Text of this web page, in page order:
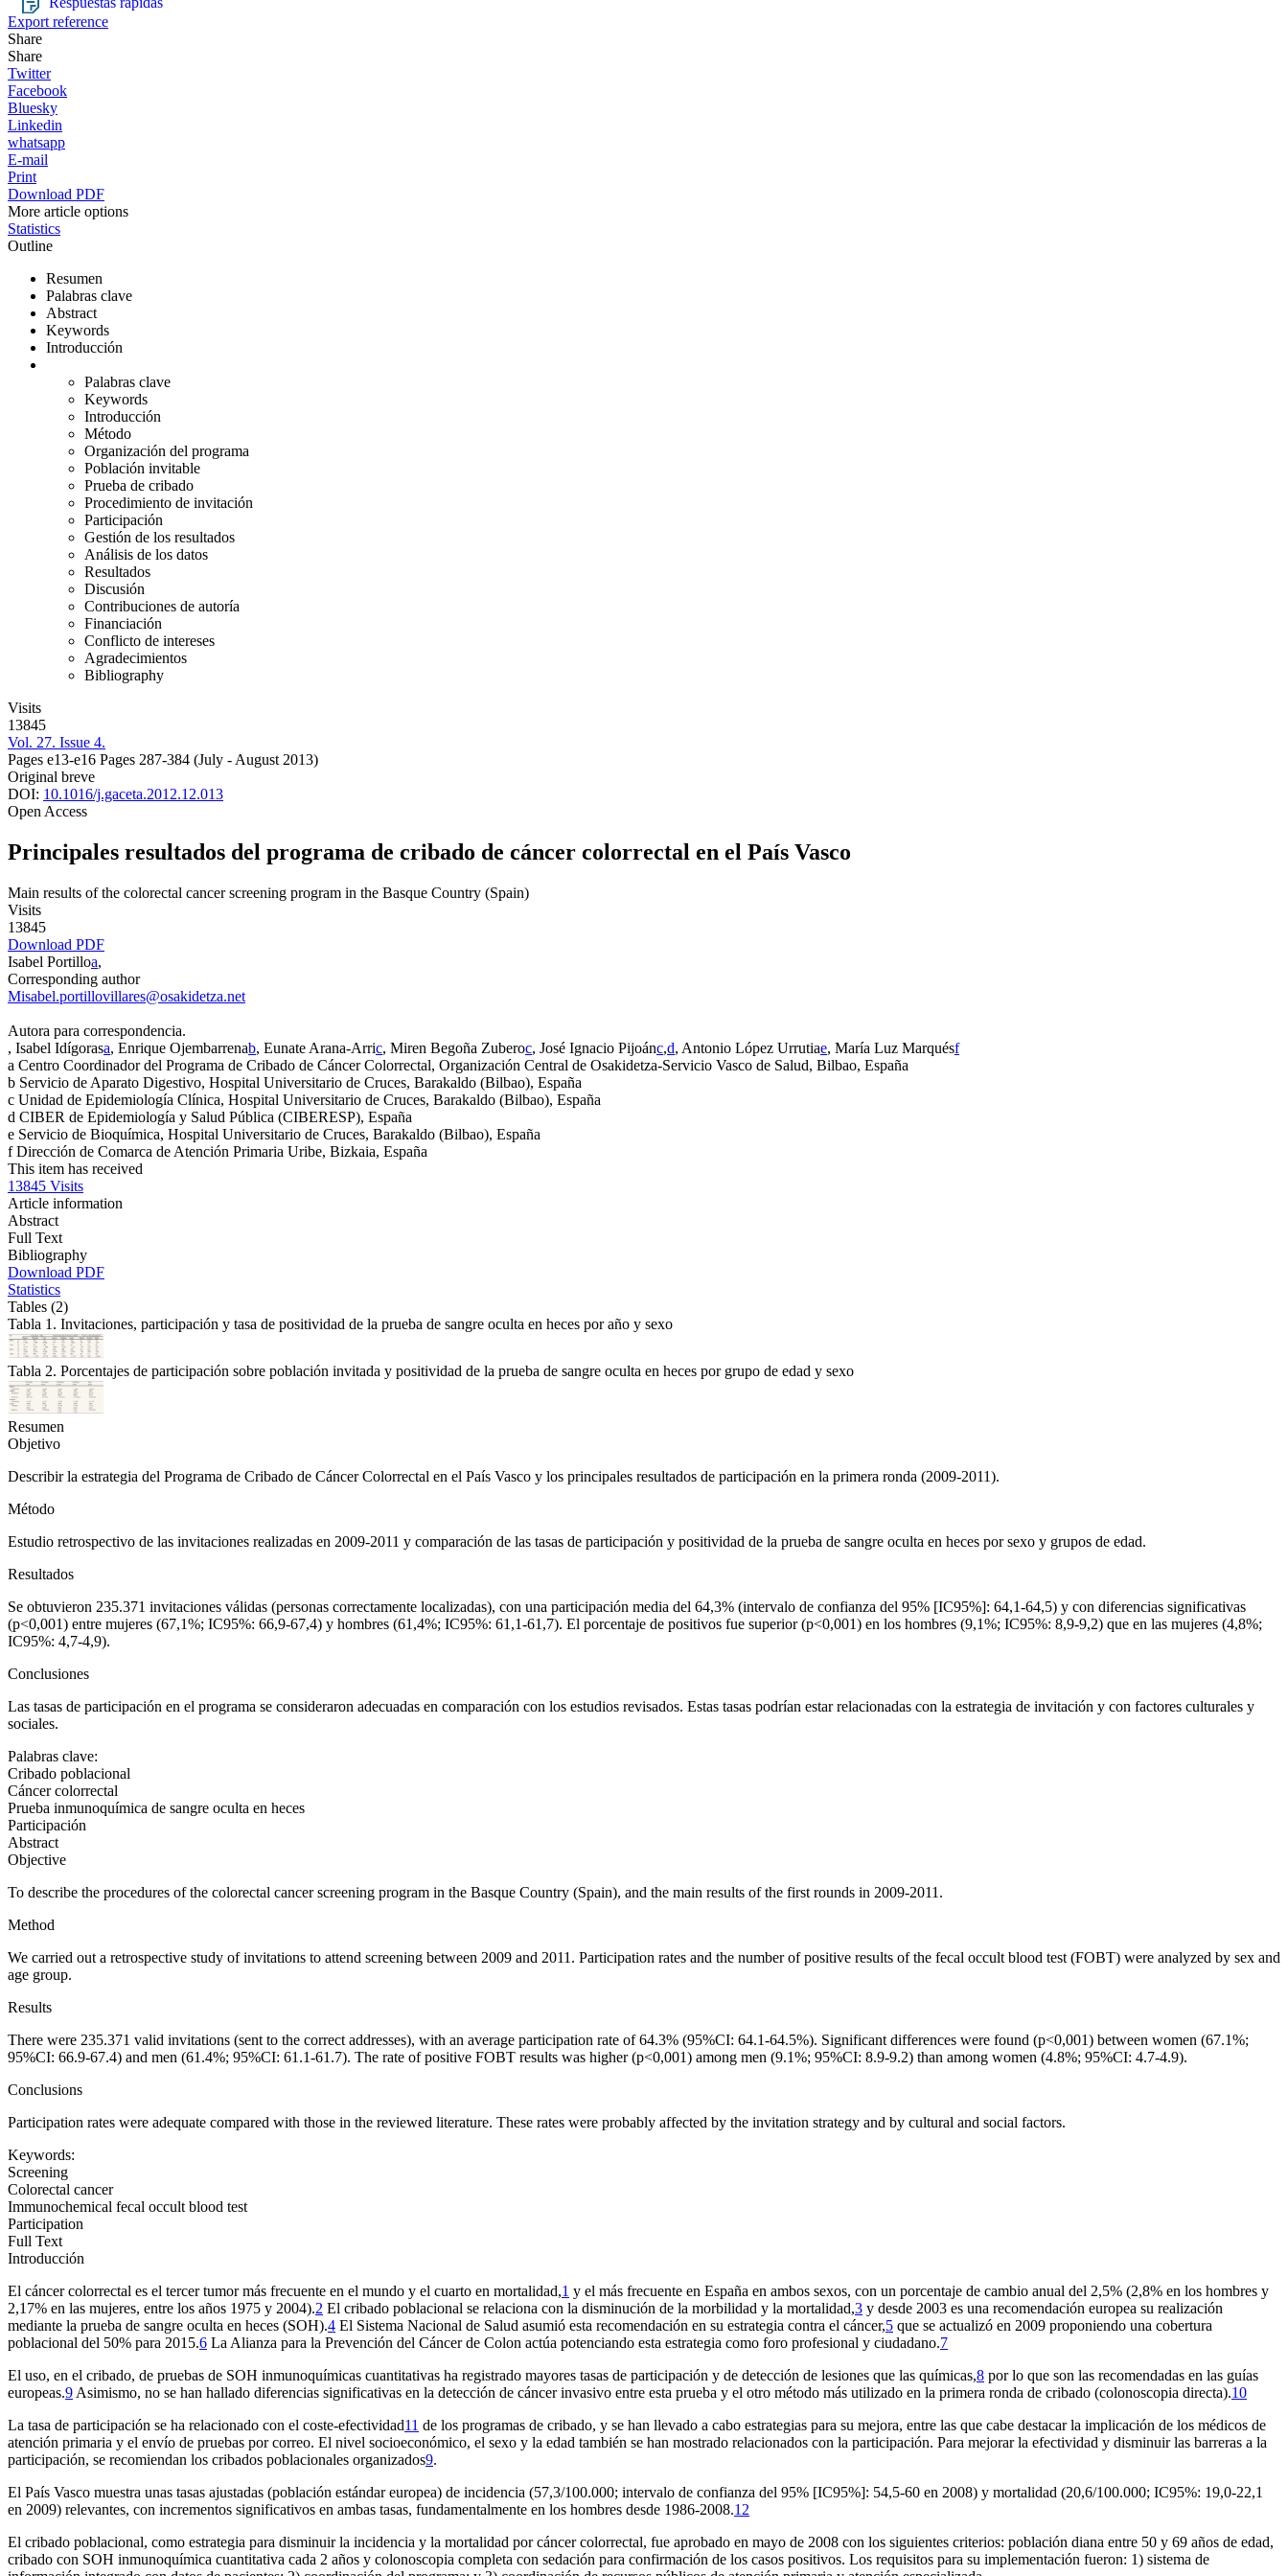
Export reference
Share
Share
Twitter
Facebook
Bluesky
Linkedin
whatsapp
E-mail
Print
Download PDF
More article options
Statistics
Outline
Resumen
Palabras clave
Abstract
Keywords
Introducción
Palabras clave
Keywords
Introducción
Método
Organización del programa
Población invitable
Prueba de cribado
Procedimiento de invitación
Participación
Gestión de los resultados
Análisis de los datos
Resultados
Discusión
Contribuciones de autoría
Financiación
Conflicto de intereses
Agradecimientos
Bibliography
Visits
13845
Vol. 27. Issue 4.
Pages e13-e16 Pages 287-384 (July - August 2013)
Original breve
DOI: 10.1016/j.gaceta.2012.12.013
Open Access
Principales resultados del programa de cribado de cáncer colorrectal en el País Vasco
Main results of the colorectal cancer screening program in the Basque Country (Spain)
Visits
13845
Download PDF
Isabel Portilloa,
Corresponding author
Misabel.portillovillares@osakidetza.net
Autora para correspondencia.
, Isabel Idígorasa, Enrique Ojembarrenab, Eunate Arana-Arric, Miren Begoña Zuberoc, José Ignacio Pijoánc,d, Antonio López Urrutiae, María Luz Marquésf
a Centro Coordinador del Programa de Cribado de Cáncer Colorrectal, Organización Central de Osakidetza-Servicio Vasco de Salud, Bilbao, España
b Servicio de Aparato Digestivo, Hospital Universitario de Cruces, Barakaldo (Bilbao), España
c Unidad de Epidemiología Clínica, Hospital Universitario de Cruces, Barakaldo (Bilbao), España
d CIBER de Epidemiología y Salud Pública (CIBERESP), España
e Servicio de Bioquímica, Hospital Universitario de Cruces, Barakaldo (Bilbao), España
f Dirección de Comarca de Atención Primaria Uribe, Bizkaia, España
This item has received
13845 Visits
Article information
Abstract
Full Text
Bibliography
Download PDF
Statistics
Tables (2)
Tabla 1. Invitaciones, participación y tasa de positividad de la prueba de sangre oculta en heces por año y sexo
Tabla 2. Porcentajes de participación sobre población invitada y positividad de la prueba de sangre oculta en heces por grupo de edad y sexo
Resumen
Objetivo
Describir la estrategia del Programa de Cribado de Cáncer Colorrectal en el País Vasco y los principales resultados de participación en la primera ronda (2009-2011).
Método
Estudio retrospectivo de las invitaciones realizadas en 2009-2011 y comparación de las tasas de participación y positividad de la prueba de sangre oculta en heces por sexo y grupos de edad.
Resultados
Se obtuvieron 235.371 invitaciones válidas (personas correctamente localizadas), con una participación media del 64,3% (intervalo de confianza del 95% [IC95%]: 64,1-64,5) y con diferencias significativas
(p<0,001) entre mujeres (67,1%; IC95%: 66,9-67,4) y hombres (61,4%; IC95%: 61,1-61,7). El porcentaje de positivos fue superior (p<0,001) en los hombres (9,1%; IC95%: 8,9-9,2) que en las mujeres (4,8%;
IC95%: 4,7-4,9).
Conclusiones
Las tasas de participación en el programa se consideraron adecuadas en comparación con los estudios revisados. Estas tasas podrían estar relacionadas con la estrategia de invitación y con factores culturales y
sociales.
Palabras clave:
Cribado poblacional
Cáncer colorrectal
Prueba inmunoquímica de sangre oculta en heces
Participación
Abstract
Objective
To describe the procedures of the colorectal cancer screening program in the Basque Country (Spain), and the main results of the first rounds in 2009-2011.
Method
We carried out a retrospective study of invitations to attend screening between 2009 and 2011. Participation rates and the number of positive results of the fecal occult blood test (FOBT) were analyzed by sex and
age group.
Results
There were 235.371 valid invitations (sent to the correct addresses), with an average participation rate of 64.3% (95%CI: 64.1-64.5%). Significant differences were found (p<0,001) between women (67.1%;
95%CI: 66.9-67.4) and men (61.4%; 95%CI: 61.1-61.7). The rate of positive FOBT results was higher (p<0,001) among men (9.1%; 95%CI: 8.9-9.2) than among women (4.8%; 95%CI: 4.7-4.9).
Conclusions
Participation rates were adequate compared with those in the reviewed literature. These rates were probably affected by the invitation strategy and by cultural and social factors.
Keywords:
Screening
Colorectal cancer
Immunochemical fecal occult blood test
Participation
Full Text
Introducción
El cáncer colorrectal es el tercer tumor más frecuente en el mundo y el cuarto en mortalidad,1 y el más frecuente en España en ambos sexos, con un porcentaje de cambio anual del 2,5% (2,8% en los hombres y
2,17% en las mujeres, entre los años 1975 y 2004).2 El cribado poblacional se relaciona con la disminución de la morbilidad y la mortalidad,3 y desde 2003 es una recomendación europea su realización
mediante la prueba de sangre oculta en heces (SOH).4 El Sistema Nacional de Salud asumió esta recomendación en su estrategia contra el cáncer,5 que se actualizó en 2009 proponiendo una cobertura
poblacional del 50% para 2015.6 La Alianza para la Prevención del Cáncer de Colon actúa potenciando esta estrategia como foro profesional y ciudadano.7
El uso, en el cribado, de pruebas de SOH inmunoquímicas cuantitativas ha registrado mayores tasas de participación y de detección de lesiones que las químicas,8 por lo que son las recomendadas en las guías
europeas.9 Asimismo, no se han hallado diferencias significativas en la detección de cáncer invasivo entre esta prueba y el otro método más utilizado en la primera ronda de cribado (colonoscopia directa).10
La tasa de participación se ha relacionado con el coste-efectividad11 de los programas de cribado, y se han llevado a cabo estrategias para su mejora, entre las que cabe destacar la implicación de los médicos de
atención primaria y el envío de pruebas por correo. El nivel socioeconómico, el sexo y la edad también se han mostrado relacionados con la participación. Para mejorar la efectividad y disminuir las barreras a la
participación, se recomiendan los cribados poblacionales organizados9.
El País Vasco muestra unas tasas ajustadas (población estándar europea) de incidencia (57,3/100.000; intervalo de confianza del 95% [IC95%]: 54,5-60 en 2008) y mortalidad (20,6/100.000; IC95%: 19,0-22,1
en 2009) relevantes, con incrementos significativos en ambas tasas, fundamentalmente en los hombres desde 1986-2008.12
El cribado poblacional, como estrategia para disminuir la incidencia y la mortalidad por cáncer colorrectal, fue aprobado en mayo de 2008 con los siguientes criterios: población diana entre 50 y 69 años de edad,
cribado con SOH inmunoquímica cuantitativa cada 2 años y colonoscopia completa con sedación para confirmación de los casos positivos. Los requisitos para su implementación fueron: 1) sistema de